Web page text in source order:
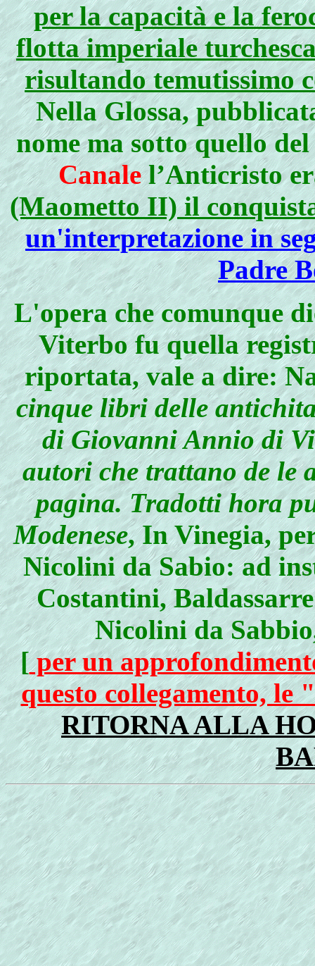
per la capacità e la
flotta imperiale
risultando temutissimo
Nella Glossa,
nome ma sotto quello
Canalel’Anticristo
(Maometto II) il
un'interpretazione in
Padre
L'opera che comunque
Viterbo fu quella
riportata, vale a dire:
cinque libri delle
di Giovanni Annio di
autori che trattano de le
pagina. Tradotti hora
Modenese, In Vinegia,
Nicolini da Sabio: ad
Costantini,
Nicolini da
[per un
questo collegamento, le
RITORNA ALLA